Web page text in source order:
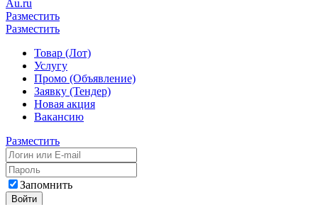
Au.ru
Разместить
Разместить
Товар (Лот)
Услугу
Промо (Объявление)
Заявку (Тендер)
Новая акция
Вакансию
Разместить
Запомнить
Войти